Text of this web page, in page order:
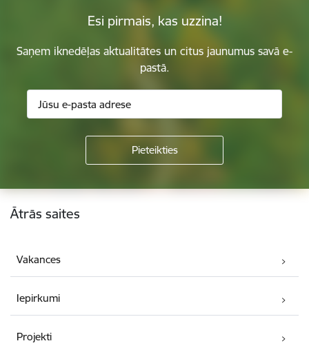
Esi pirmais, kas uzzina!
Saņem iknedēļas aktualitātes un citus jaunumus savā e-
pastā.
Kājene
Ātrās saites
Vakances
Iepirkumi
Projekti